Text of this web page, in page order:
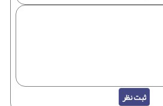
ثبت نظر